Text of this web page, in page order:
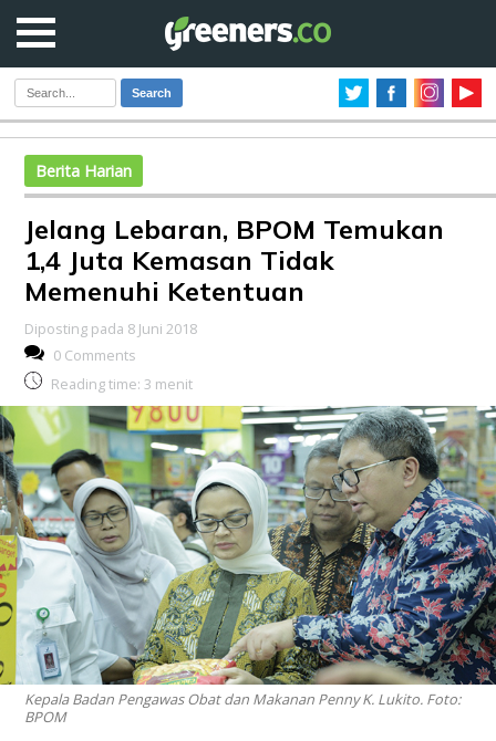
Search
Berita Harian
Jelang Lebaran, BPOM Temukan
1,4 Juta Kemasan Tidak
Memenuhi Ketentuan
Diposting pada 8 Juni 2018
0 Comments
Reading time: 3 menit
Kepala Badan Pengawas Obat dan Makanan Penny K. Lukito. Foto:
BPOM